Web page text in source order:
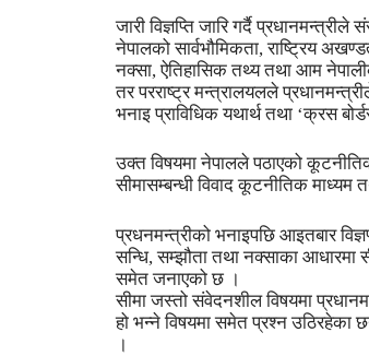
जारी विज्ञप्ति जारि गर्दै
नेपालको सार्वभौमिकता, राष्ट्रिय
नक्सा, ऐतिहासिक तथ्य तथा आम
तर परराष्ट्र मन्त्रालयलले
भनाइ प्राविधिक यथार्थ तथा ‘क्रस
उक्त विषयमा नेपालले पठाएको
सीमासम्बन्धी विवाद कूटनीतिक
प्रधनमन्त्रीको भनाइपछि आइतबार
सन्धि, सम्झौता तथा नक्साका आधारमा
समेत जनाएको छ ।
सीमा जस्तो संवेदनशील विषयमा
हो भन्ने विषयमा समेत प्रश्न उठिरहेका
।